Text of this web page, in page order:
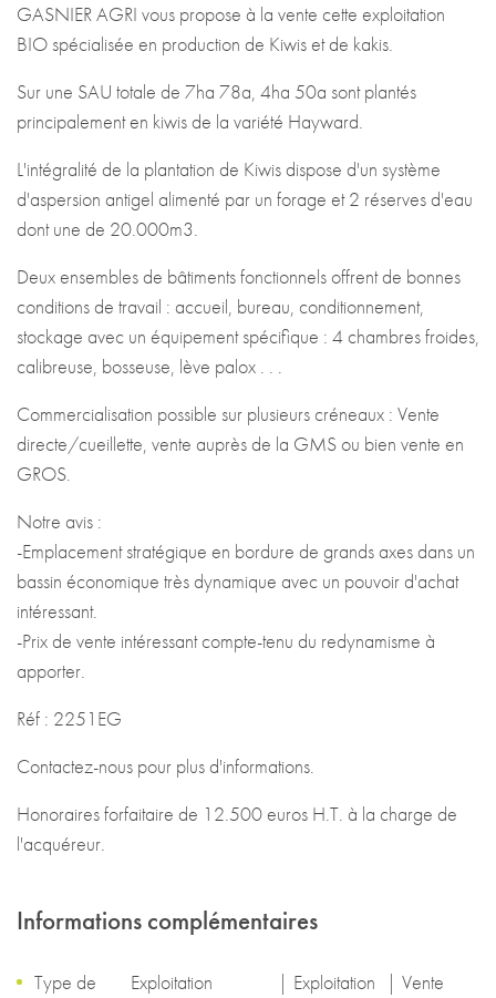
GASNIER AGRI vous propose à la vente cette exploitation
BIO spécialisée en production de Kiwis et de kakis.
Sur une SAU totale de 7ha 78a, 4ha 50a sont plantés
principalement en kiwis de la variété Hayward.
L'intégralité de la plantation de Kiwis dispose d'un système
d'aspersion antigel alimenté par un forage et 2 réserves d'eau
dont une de 20.000m3.
Deux ensembles de bâtiments fonctionnels offrent de bonnes
conditions de travail : accueil, bureau, conditionnement,
stockage avec un équipement spécifique : 4 chambres froides,
calibreuse, bosseuse, lève palox . . .
Commercialisation possible sur plusieurs créneaux : Vente
directe/cueillette, vente auprès de la GMS ou bien vente en
GROS.
Notre avis :
-Emplacement stratégique en bordure de grands axes dans un
bassin économique très dynamique avec un pouvoir d'achat
intéressant.
-Prix de vente intéressant compte-tenu du redynamisme à
apporter.
Réf : 2251EG
Contactez-nous pour plus d'informations.
Honoraires forfaitaire de 12.500 euros H.T. à la charge de
l'acquéreur.
Informations complémentaires
Type de
Exploitation
| Exploitation
| Vente